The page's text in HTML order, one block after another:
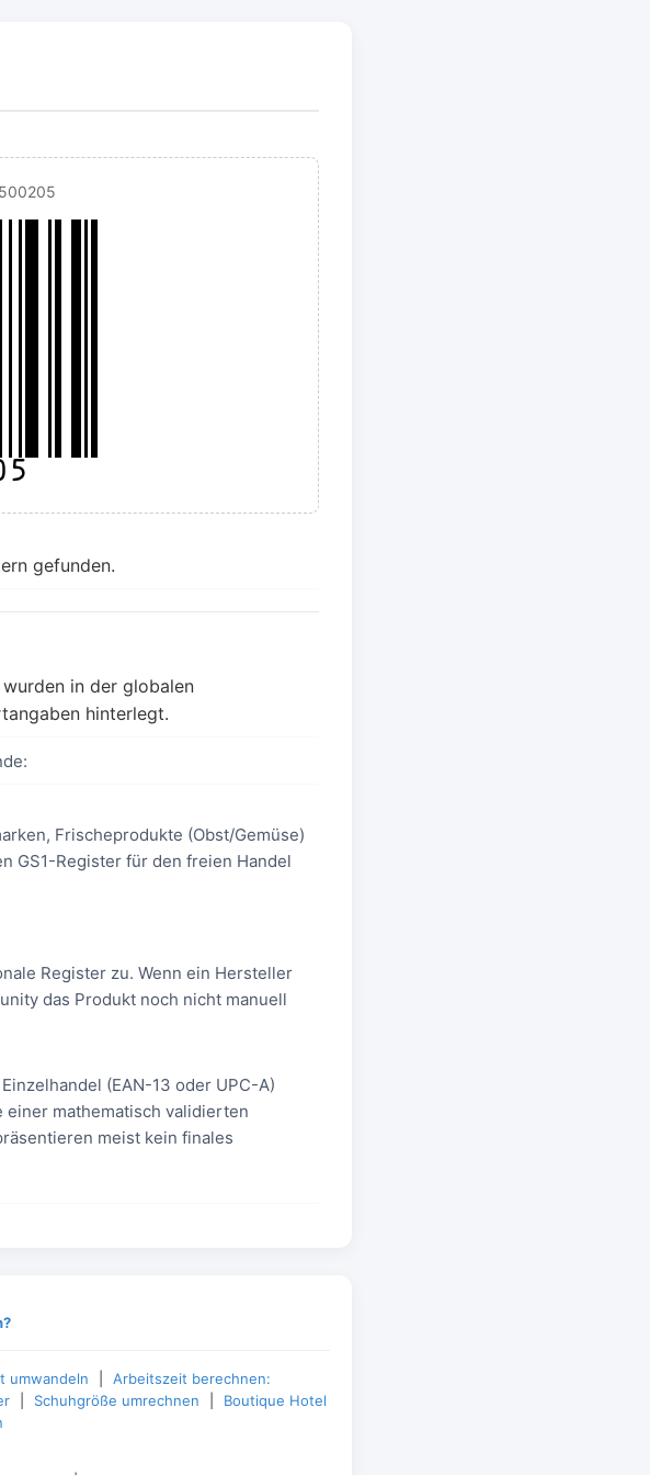
gefunden.
in der globalen
hinterlegt.
Frischeprodukte (Obst/Gemüse)
GS1-Register für den freien Handel
Register zu. Wenn ein Hersteller
das Produkt noch nicht manuell
(EAN-13 oder UPC-A)
mathematisch validierten
meist kein finales
umwandeln
Arbeitszeit berechnen:
Schuhgröße umrechnen
Boutique Hotel